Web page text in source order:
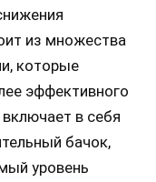
из множества
которые
эффективного
в себя
бачок,
уровень